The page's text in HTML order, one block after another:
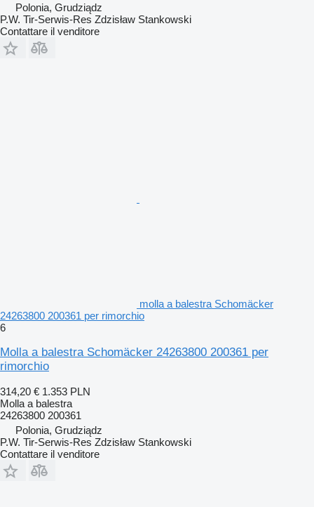
Polonia, Grudziądz
P.W. Tir-Serwis-Res Zdzisław Stankowski
Contattare il venditore
molla a balestra Schomäcker
24263800 200361 per rimorchio
6
Molla a balestra Schomäcker 24263800 200361 per
rimorchio
314,20 € 1.353 PLN
Molla a balestra
24263800 200361
Polonia, Grudziądz
P.W. Tir-Serwis-Res Zdzisław Stankowski
Contattare il venditore